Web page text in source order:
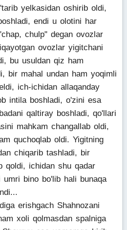
yelkasidan oshirib oldi,
endi u olotini har
chulp" degan ovozlar
ovozlar yigitchani
bu usuldan qiz ham
bir mahal undan ham yoqimli
ich-ichidan allaqanday
intila boshladi, o'zini esa
qaltiray boshladi, qo'llari
mahkam changallab oldi,
quchoqlab oldi. Yigitning
chiqarib tashladi, bir
qoldi, ichidan shu qadar
bino bo'lib hali bunaqa
erishgach Shahnozani
xoli qolmasdan spalniga